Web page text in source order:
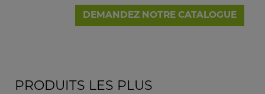
DEMANDEZ NOTRE CATALOGUE
PRODUITS LES PLUS